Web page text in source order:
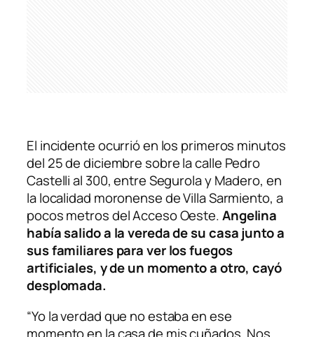
El incidente ocurrió en los primeros minutos
del 25 de diciembre sobre la calle Pedro
Castelli al 300, entre Segurola y Madero, en
la localidad moronense de Villa Sarmiento, a
pocos metros del Acceso Oeste.Angelina
había salido a la vereda de su casa junto a
sus familiares para ver los fuegos
artificiales, y de un momento a otro, cayó
desplomada.
“Yo la verdad que no estaba en ese
momento en la casa de mis cuñados. Nos